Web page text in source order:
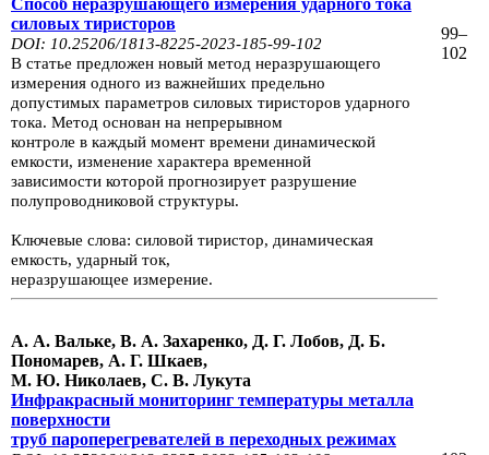
силовых тиристоров
DOI: 10.25206/1813-8225-2023-185-99-102
В статье предложен новый метод неразрушающего
измерения одного из важнейших предельно
допустимых параметров силовых тиристоров удар­ного
тока. Метод основан на непрерывном
контроле в каждый момент вре­мени динамической
емкости, изменение характера временной
зависимости которой прогнозирует разрушение
полупроводниковой структуры.
Ключевые слова: силовой тиристор, динамическая
емкость, ударный ток,
не­разрушающее измерение.
99–
102
А. А. Вальке, В. А. Захаренко, Д. Г. Лобов, Д. Б.
Пономарев, А. Г. Шкаев,
М. Ю. Николаев, С. В. Лукута
Инфракрасный мониторинг температуры металла
поверхности
труб пароперегревателей в переходных режимах